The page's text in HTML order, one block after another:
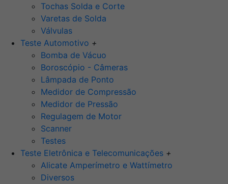
Tochas Solda e Corte
Varetas de Solda
Válvulas
Teste Automotivo +
Bomba de Vácuo
Boroscópio - Câmeras
Lâmpada de Ponto
Medidor de Compressão
Medidor de Pressão
Regulagem de Motor
Scanner
Testes
Teste Eletrônica e Telecomunicações +
Alicate Amperímetro e Wattímetro
Diversos